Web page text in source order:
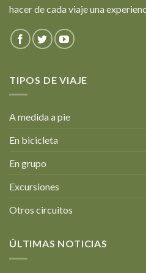
hacer de cada viaje una
TIPOS DE VIAJE
A medida a pie
En bicicleta
En grupo
Excursiones
Otros circuitos
ÚLTIMAS NOTICIAS